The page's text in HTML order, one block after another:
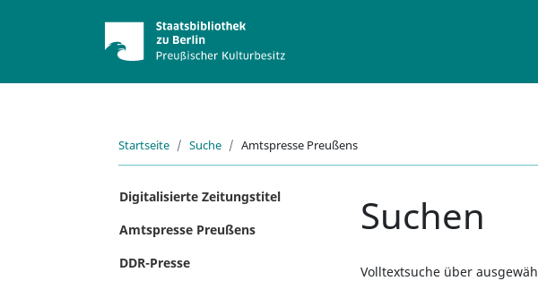
Startseite Suche Amtspresse Preußens
Digitalisierte Zeitungstitel
Amtspresse Preußens
DDR-Presse
Suchen
Volltextsuche über